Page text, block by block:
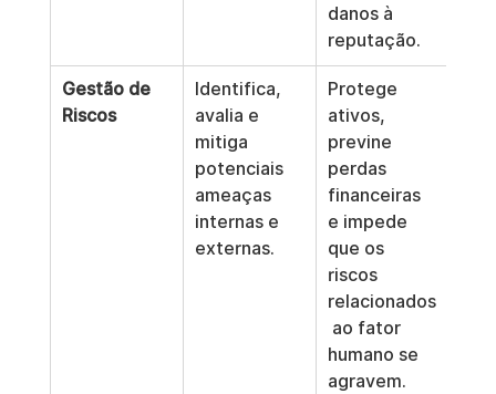
danos à
reputação.
Gestão de
Riscos
Identifica,
avalia e
mitiga
potenciais
ameaças
internas e
externas.
Protege
ativos,
previne
perdas
financeiras
e impede
que os
riscos
relacionados
ao fator
humano se
agravem.